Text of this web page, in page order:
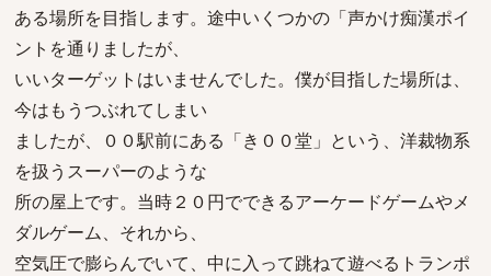
ある場所を目指します。途中いくつかの「声かけ痴漢ポイ
ントを通りましたが、
いいターゲットはいませんでした。僕が目指した場所は、
今はもうつぶれてしまい
ましたが、００駅前にある「き００堂」という、洋裁物系
を扱うスーパーのような
所の屋上です。当時２０円でできるアーケードゲームやメ
ダルゲーム、それから、
空気圧で膨らんでいて、中に入って跳ねて遊べるトランポ